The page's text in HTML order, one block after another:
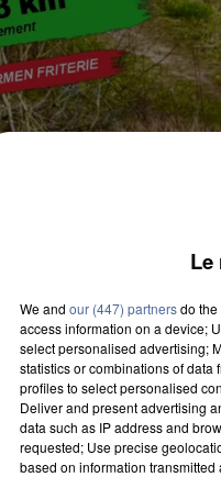
du31 mars 2019 à
au31 mars 2019 à
Le
We and our (447) partnersdo
access information on a device;
select personalised advertising;
statistics or combinations of
profiles to select personalised
Deliver and present advertising
data such as IP address and
requested; Use precise
based on information transmitted